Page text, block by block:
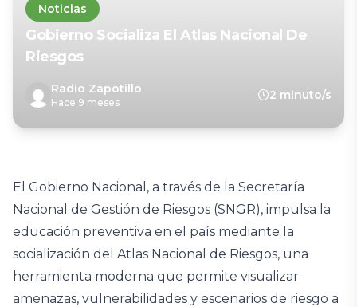
Noticias
Gobierno Socializa El Atlas Nacional De
Riesgos
Radio Zapotillo
Hace 9 meses
2 minuto/s
El Gobierno Nacional, a través de la Secretaría
Nacional de Gestión de Riesgos (SNGR), impulsa la
educación preventiva en el país mediante la
socialización del Atlas Nacional de Riesgos, una
herramienta moderna que permite visualizar
amenazas, vulnerabilidades y escenarios de riesgo a